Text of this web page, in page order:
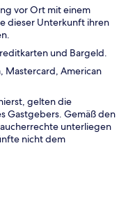
vor Ort mit einem
dieser Unterkunft ihren
und Bargeld.
Mastercard, American
gelten die
Gastgebers. Gemäß den
unterliegen
nicht dem